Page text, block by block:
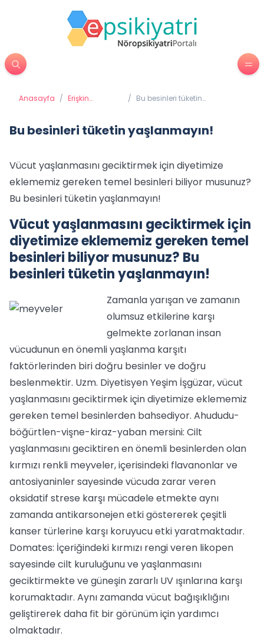
Anasayfa / Erişkin
/ Bu besinleri tüketin
Bu besinleri tüketin yaşlanmayın!
Vücut yaşlanmasını geciktirmek için diyetimize
eklememiz gereken temel besinleri biliyor musunuz?
Bu besinleri tüketin yaşlanmayın!
Vücut yaşlanmasını geciktirmek için
diyetimize eklememiz gereken temel
besinleri biliyor musunuz? Bu
besinleri tüketin yaşlanmayın!
Zamanla yarışan ve zamanın
olumsuz etkilerine karşı
gelmekte zorlanan insan
vücudunun en önemli yaşlanma karşıtı
faktörlerinden biri doğru besinler ve doğru
beslenmektir. Uzm. Diyetisyen Yeşim İşgüzar, vücut
yaşlanmasını geciktirmek için diyetimize eklememiz
gereken temel besinlerden bahsediyor. Ahududu-
böğürtlen-vişne-kiraz-yaban mersini: Cilt
yaşlanmasını geciktiren en önemli besinlerden olan
kırmızı renkli meyveler, içerisindeki flavanonlar ve
antosiyaninler sayesinde vücuda zarar veren
oksidatif strese karşı mücadele etmekte aynı
zamanda antikarsonejen etki göstererek çeşitli
kanser türlerine karşı koruyucu etki yaratmaktadır.
Domates: İçeriğindeki kırmızı rengi veren likopen
sayesinde cilt kuruluğunu ve yaşlanmasını
geciktirmekte ve güneşin zararlı UV ışınlarına karşı
korumaktadır. Aynı zamanda vücut bağışıklığını
geliştirerek daha fit bir görünüm için yardımcı
olmaktadır.